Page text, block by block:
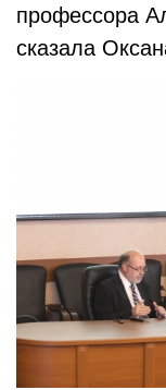
профессора
сказала